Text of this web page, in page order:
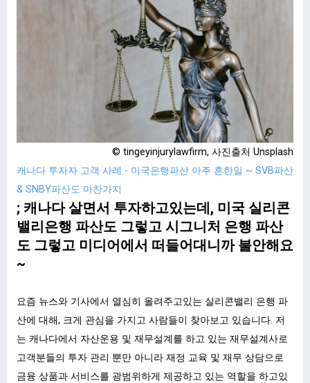
© tingeyinjurylawfirm, 사진출처 Unsplash
캐나다 투자자 고객 사례 - 미국은행파산 아주 흔한일 ~ SVB파산
& SNBY파산도 마찬가지
; 캐나다 살면서 투자하고있는데, 미국 실리콘
밸리은행 파산도 그렇고 시그니처 은행 파산
도 그렇고 미디어에서 떠들어대니까 불안해요
~
요즘 뉴스와 기사에서 열심히 올려주고있는 실리콘밸리 은행 파
산에 대해, 크게 관심을 가지고 사람들이 찾아보고 있습니다. 저
는 캐나다에서 자산운용 및 재무설계를 하고 있는 재무설계사로
고객분들의 투자 관리 뿐만 아니라 재정 교육 및 재무 상담으로
금융 상품과 서비스를 광범위하게 제공하고 있는 역할을 하고있